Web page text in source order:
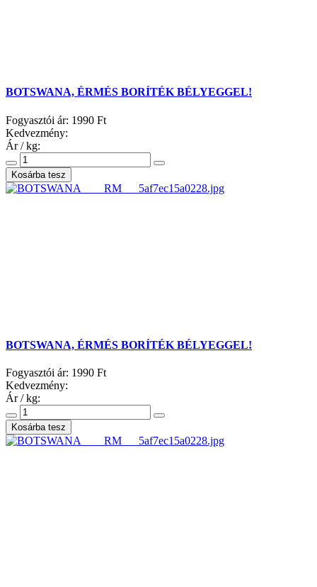
BOTSWANA, ÉRMÉS BORÍTÉK BÉLYEGGEL!
Fogyasztói ár: 1990 Ft
Kedvezmény:
Ár / kg:
BOTSWANA, ÉRMÉS BORÍTÉK BÉLYEGGEL!
Fogyasztói ár: 1990 Ft
Kedvezmény:
Ár / kg: